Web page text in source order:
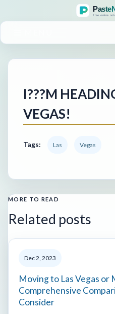
I???M
VEGAS!
Tags: Las Vegas
MORE TO READ
Related posts
Dec 2, 2023
Moving to Las Vegas or
Comprehensive
Consider